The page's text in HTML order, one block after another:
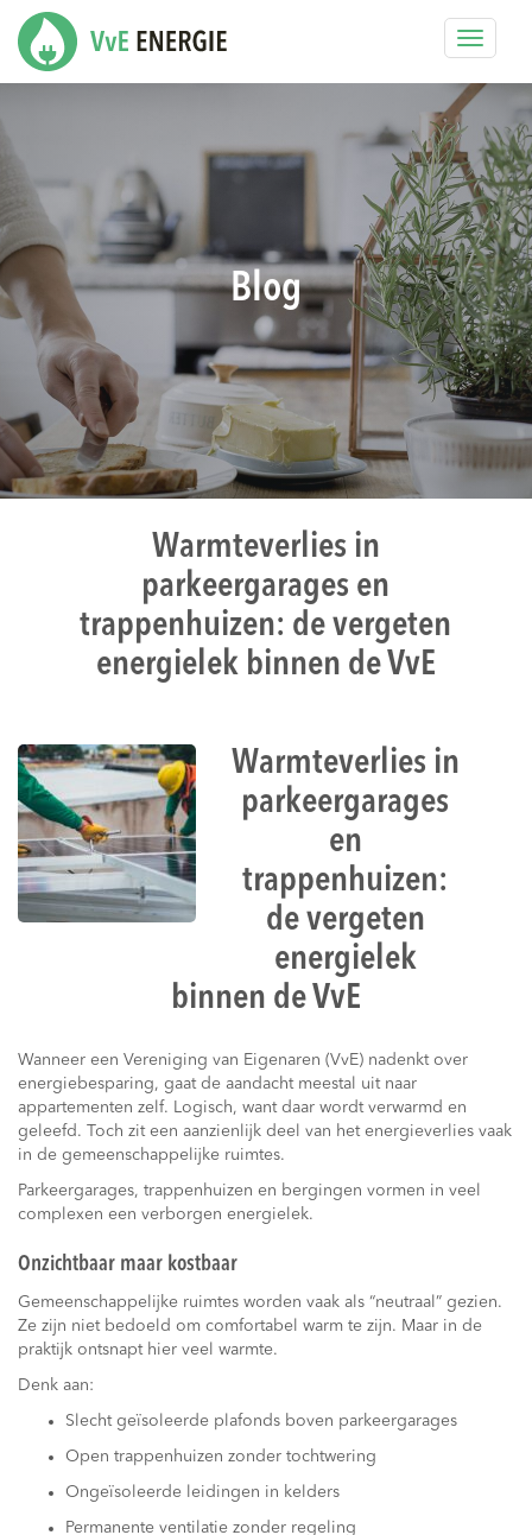
Toggle
Blog
Warmteverlies in
parkeergarages en
trappenhuizen: de vergeten
energielek binnen de VvE
Warmteverlies in
parkeergarages
en
trappenhuizen:
de vergeten
energielek
binnen de VvE
Wanneer een Vereniging van Eigenaren (VvE) nadenkt over
energiebesparing, gaat de aandacht meestal uit naar
appartementen zelf. Logisch, want daar wordt verwarmd en
geleefd. Toch zit een aanzienlijk deel van het energieverlies vaak
in de gemeenschappelijke ruimtes.
Parkeergarages, trappenhuizen en bergingen vormen in veel
complexen een verborgen energielek.
Onzichtbaar maar kostbaar
Gemeenschappelijke ruimtes worden vaak als “neutraal” gezien.
Ze zijn niet bedoeld om comfortabel warm te zijn. Maar in de
praktijk ontsnapt hier veel warmte.
Denk aan:
Slecht geïsoleerde plafonds boven parkeergarages
Open trappenhuizen zonder tochtwering
Ongeïsoleerde leidingen in kelders
Permanente ventilatie zonder regeling